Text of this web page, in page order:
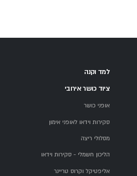
למד וקנה
ציוד כושר אירובי
אופני כושר
סקירות וידאו לאופני אימון
מסלולי ריצה
הליכון חשמלי - סקירות וידאו
אליפטיקל וקרוס טריינר